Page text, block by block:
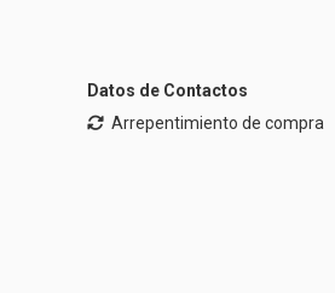
Datos de Contactos
Arrepentimiento de compra